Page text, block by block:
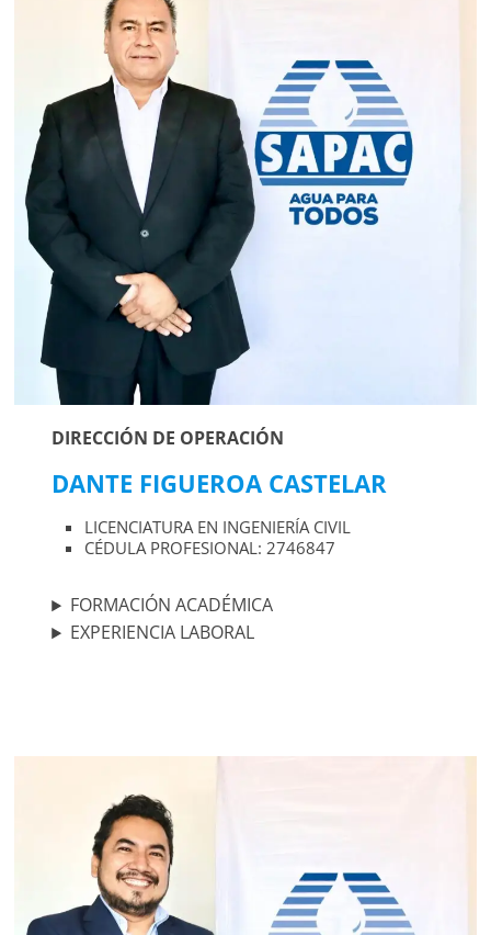
DIRECCIÓN DE OPERACIÓN
DANTE FIGUEROA CASTELAR
LICENCIATURA EN INGENIERÍA CIVIL
CÉDULA PROFESIONAL: 2746847
FORMACIÓN ACADÉMICA
EXPERIENCIA LABORAL